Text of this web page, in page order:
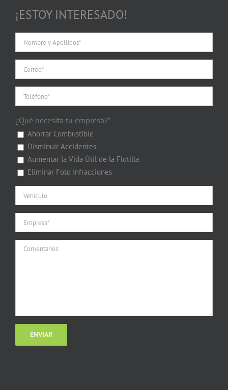
¡ESTOY INTERESADO!
¿Qué necesita tu empresa?*
Ahorrar Combustible
Disminuir Accidentes
Aumentar la Vida Útil de la Flotilla
Eliminar Foto Infracciones